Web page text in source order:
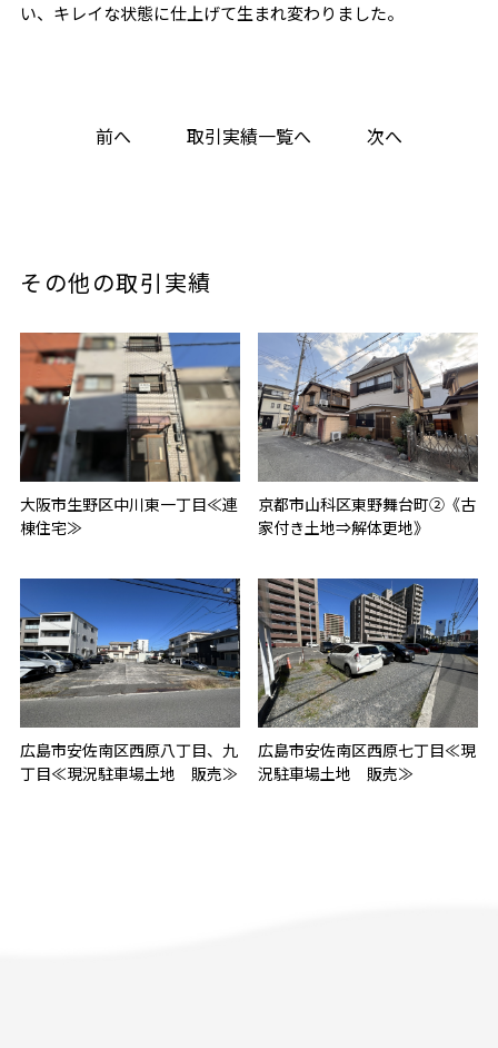
い、キレイな状態に仕上げて生まれ変わりました。
前へ 取引実績一覧へ 次へ
その他の取引実績
大阪市生野区中川東一丁目≪連
棟住宅≫
京都市山科区東野舞台町②《古
家付き土地⇒解体更地》
広島市安佐南区西原八丁目、九
丁目≪現況駐車場土地 販売≫
広島市安佐南区西原七丁目≪現
況駐車場土地 販売≫